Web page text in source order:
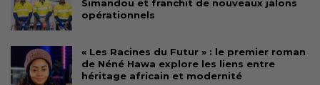
Simandou et franchit de nouveaux jalons
opérationnels
« Les Racines du Futur » : le premier roman
de Néné Hawa explore les liens entre
héritage africain et modernité